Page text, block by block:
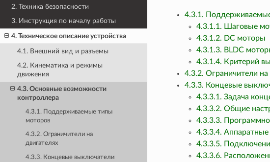
2. Техника безопасности
3. Инструкция по началу работы
4. Техническое описание устройства
4.1. Внешний вид и разъемы
4.2. Кинематика и режимы
движения
4.3. Основные возможности
контроллера
4.3.1. Поддерживаемые типы
моторов
4.3.2. Ограничители на
двигателях
4.3.3. Концевые выключатели
4.3.1.
4.3.1.1. Шаговые
4.3.1.2. DC моторы
4.3.1.3. BLDC
4.3.1.4. Критерий
4.3.2. Ограничители на
4.3.3. Концевые
4.3.3.1. Задача
4.3.3.2. Общие
4.3.3.3.
4.3.3.4.
4.3.3.5.
4.3.3.6.